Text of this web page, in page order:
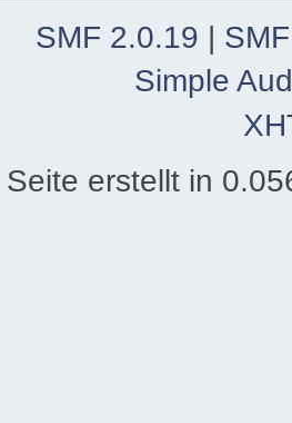
SMF 2.0.19 |
Simple
Seite erstellt in